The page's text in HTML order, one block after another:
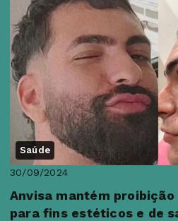
Saúde
30/09/2024
Anvisa mantém
para fins estéticos e de